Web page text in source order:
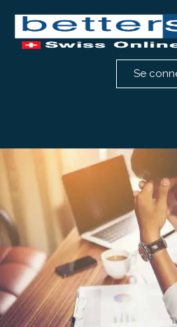
Formation comptabilité
Formation RH
Notre méthode
Témoignages
À propos
Se